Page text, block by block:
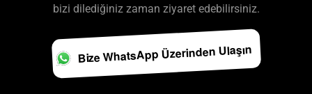
bizi dilediğiniz zaman ziyaret edebilirsiniz.
Bize WhatsApp Üzerinden Ulaşın